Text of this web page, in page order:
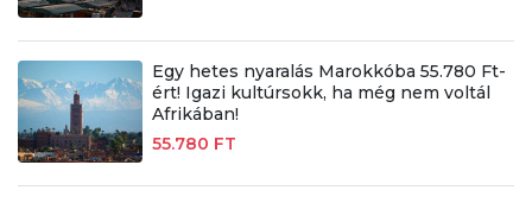
Egy hetes nyaralás Marokkóba 55.780 Ft-
ért! Igazi kultúrsokk, ha még nem voltál
Afrikában!
55.780 FT